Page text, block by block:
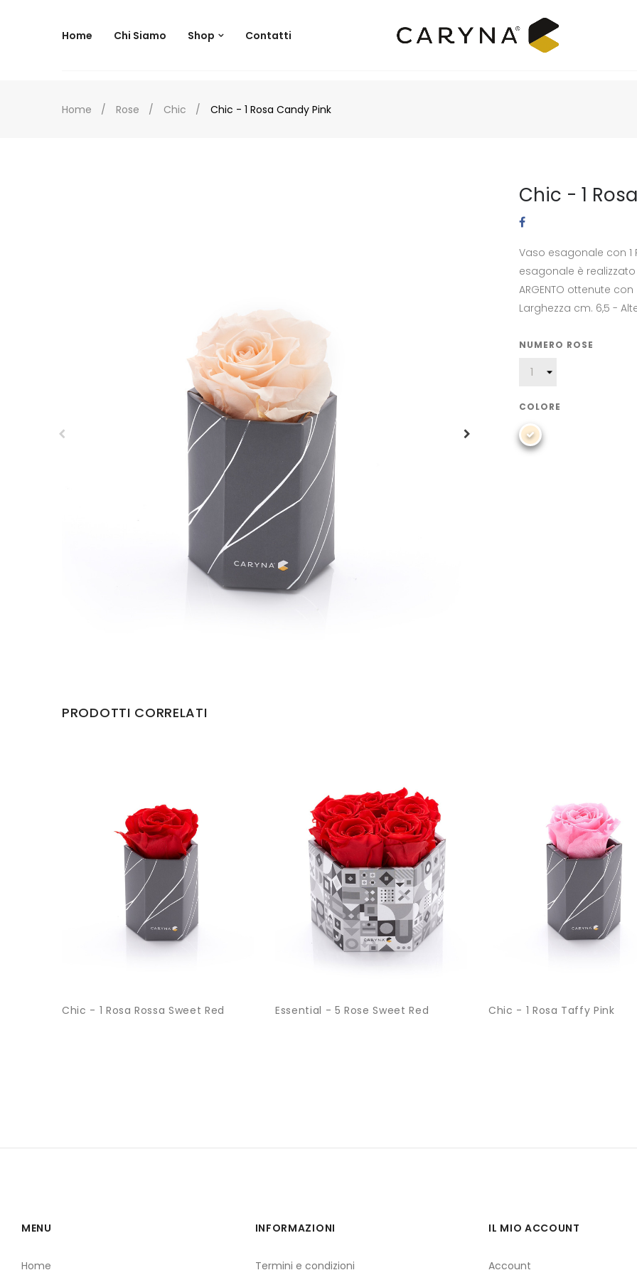
Home Chi Siamo Shop Contatti
Home Rose Chic Chic - 1 Rosa Candy Pink
Chic - 1
Vaso esagonale con 1
esagonale è
ARGENTO ottenute
Larghezza cm. 6,5 -
NUMERO ROSE
COLORE
PRODOTTI CORRELATI
Chic - 1 Rosa Rossa Sweet Red Essential - 5 Rose Sweet Red Chic - 1 Rosa Taffy Pink
MENU
Home
INFORMAZIONI
Termini e condizioni
IL MIO ACCOUNT
Account